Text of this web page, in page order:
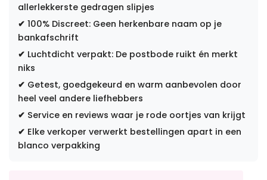
allerlekkerste gedragen slipjes
✔ 100% Discreet: Geen herkenbare naam op je
bankafschrift
✔ Luchtdicht verpakt: De postbode ruikt én merkt
niks
✔ Getest, goedgekeurd en warm aanbevolen door
heel veel andere liefhebbers
✔ Service en reviews waar je rode oortjes van krijgt
✔ Elke verkoper verwerkt bestellingen apart in een
blanco verpakking